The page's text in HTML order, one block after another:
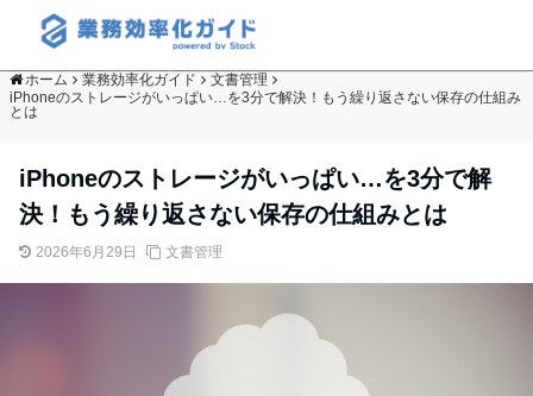
ホーム 業務効率化ガイド
文書管理
iPhoneのストレージがいっぱい…を3分で解決！もう繰り返さない保存の仕組み
とは
iPhoneのストレージがいっぱい…を3分で解
決！もう繰り返さない保存の仕組みとは
2026年6月29日 文書管理